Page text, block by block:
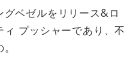
ベゼルをリリース&ロ
プッシャーであり、不